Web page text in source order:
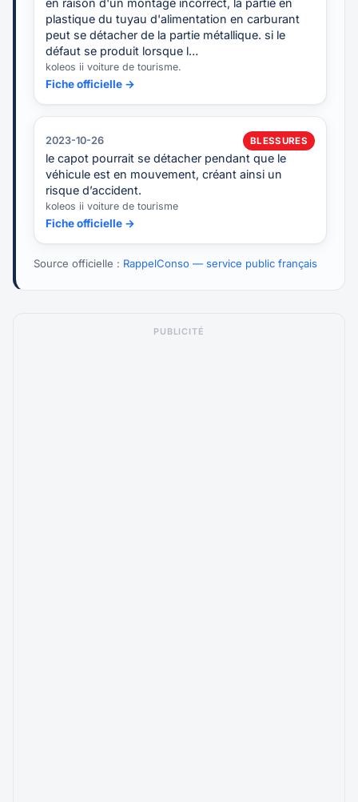
plastique du tuyau d'alimentation en carburant
peut se détacher de la partie métallique. si le
défaut se produit lorsque l…
koleos ii voiture de tourisme.
Fiche officielle →
2023-10-26 BLESSURES
le capot pourrait se détacher pendant que le
véhicule est en mouvement, créant ainsi un
risque d’accident.
koleos ii voiture de tourisme
Fiche officielle →
Source officielle : RappelConso — service public français
PUBLICITÉ